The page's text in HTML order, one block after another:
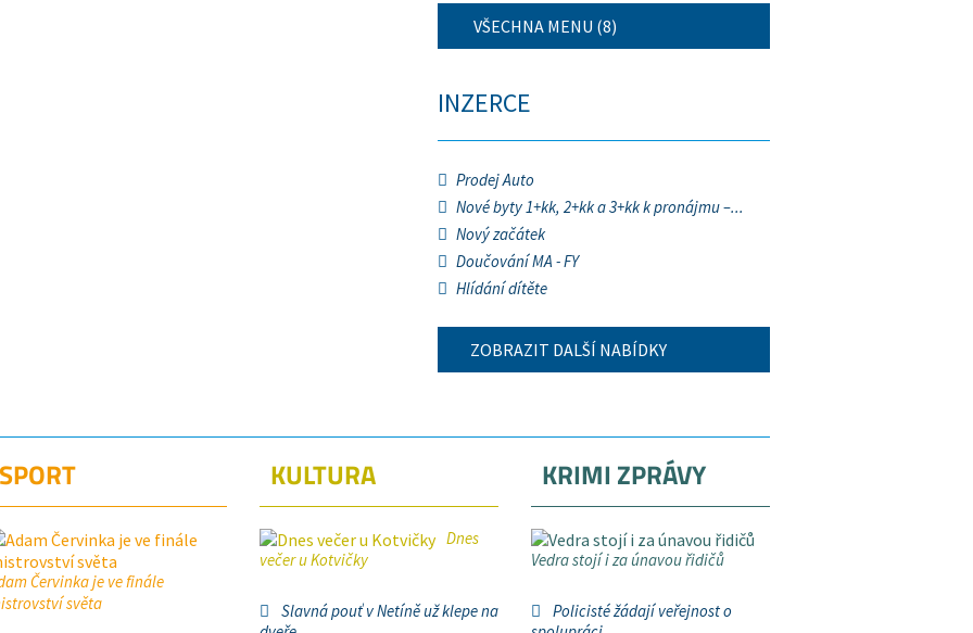
VŠECHNA MENU (8)
INZERCE
Prodej Auto
Nové byty 1+kk, 2+kk a 3+kk k pronájmu –...
Nový začátek
Doučování MA - FY
Hlídání dítěte
ZOBRAZIT DALŠÍ NABÍDKY
SPORT
Červinka je ve finále
světa
KULTURA
Dnes
večer u Kotvičky
Slavná pouť v Netíně už klepe na
KRIMI ZPRÁVY
Vedra stojí i za únavou řidičů
Policisté žádají veřejnost o